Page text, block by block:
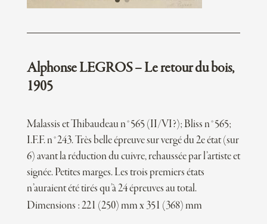
Alphonse LEGROS – Le retour du bois,
1905
Malassis et Thibaudeau n°565 (II/VI?); Bliss n°565;
I.F.F. n°243. Très belle épreuve sur vergé du 2e état (sur
6) avant la réduction du cuivre, rehaussée par l’artiste et
signée. Petites marges. Les trois premiers états
n’auraient été tirés qu’à 24 épreuves au total.
Dimensions : 221 (250) mm x 351 (368) mm